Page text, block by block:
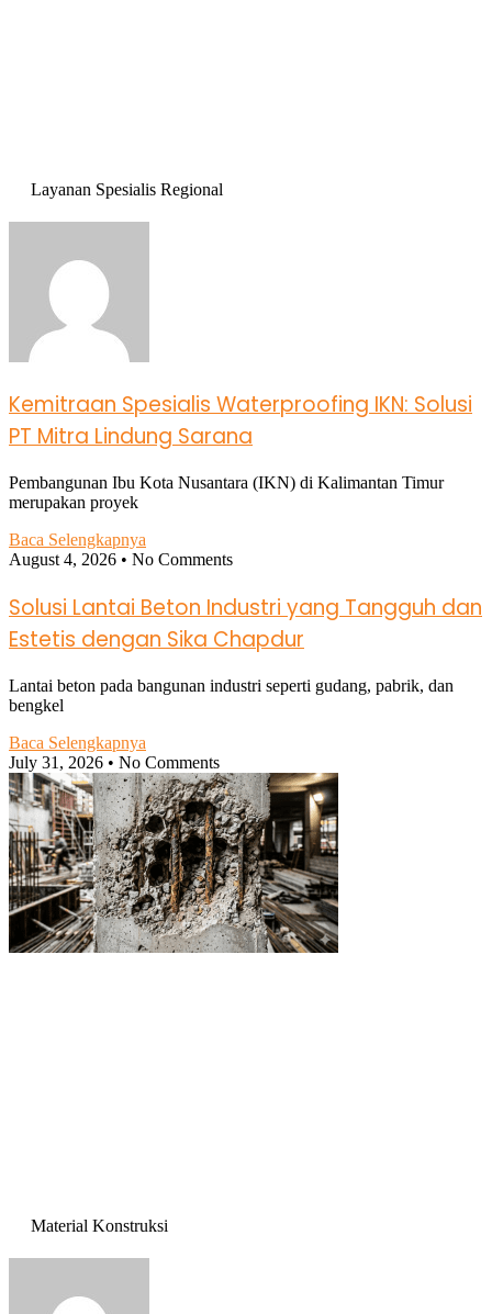
Layanan Spesialis Regional
Kemitraan Spesialis Waterproofing IKN: Solusi
PT Mitra Lindung Sarana
Pembangunan Ibu Kota Nusantara (IKN) di Kalimantan Timur
merupakan proyek
Baca Selengkapnya
August 4, 2026
No Comments
Solusi Lantai Beton Industri yang Tangguh dan
Estetis dengan Sika Chapdur
Lantai beton pada bangunan industri seperti gudang, pabrik, dan
bengkel
Baca Selengkapnya
July 31, 2026
No Comments
Material Konstruksi